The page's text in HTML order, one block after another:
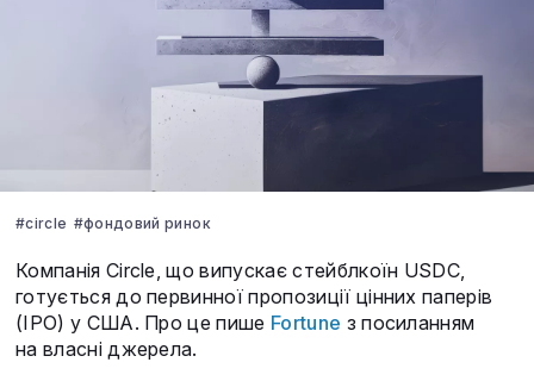
#circle #фондовий ринок
Компанія Circle, що випускає стейблкоїн USDC,
готується до первинної пропозиції цінних паперів
(IPO) у США. Про це пише Fortune з посиланням
на власні джерела.